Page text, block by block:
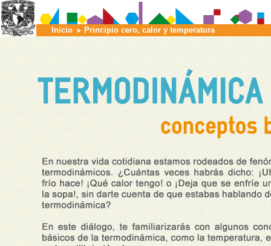
Inicio Principio cero, calor y temperatura